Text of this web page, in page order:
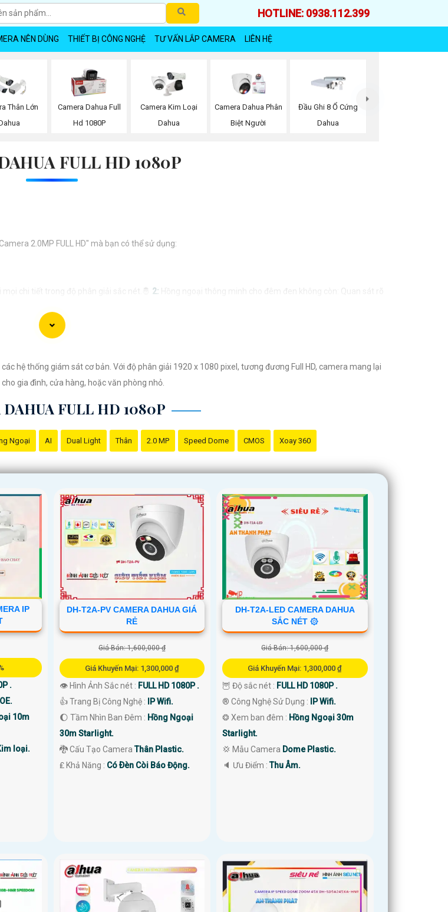
HOTLINE: 0938.112.399
NÊN DÙNG THIẾT BỊ CÔNG NGHỆ TƯ VẤN LẮP CAMERA LIÊN HỆ
Thân Lớn
Camera Dahua Full
Hd 1080P
Camera Kim Loại
Dahua
Camera Dahua Phân
Biệt Người
Đầu Ghi 8 Ổ Cứng
Dahua
FULL HD 1080P
2.0MP FULL HD" mà bạn có thể sử dụng:
mọi chi tiết trong độ phân giải sắc nét.🤴 2: Hồng ngoại thông minh cho đêm đen không còn: Quan sát rõ
lúc.- Theo dõi trẻ nhỏ: Đi làm yên tâm với khả năng quan sát trực tiếp trẻ qua điện thoại.
hệ thống giám sát cơ bản. Với độ phân giải 1920 x 1080 pixel, tương đương Full HD, camera mang lại
gia đình, cửa hàng, hoặc văn phòng nhỏ.
DAHUA FULL HD 1080P
Ngoại AI Dual Light Thân 2.0 MP Speed Dome CMOS Xoay 360
IP
.
10m
loại.
DH-T2A-PV CAMERA DAHUA GIÁ
RẺ
Giá Bán: 1,600,000 ₫
Giá Khuyến Mại: 1,300,000 ₫
👁 Hình Ảnh Sắc nét : FULL HD 1080P .
👍 Trang Bị Công Nghệ :
IP Wifi.
🌔 Tầm Nhìn Ban Đêm : Hồng Ngoại
30m Starlight.
🐉️ Cấu Tạo CameraThân Plastic.
️₤ Khả Năng : Có Ðèn Còi Báo Động.
DH-T2A-LED CAMERA DAHUA
SẮC NÉT ۞
Giá Bán: 1,600,000 ₫
Giá Khuyến Mại: 1,300,000 ₫
🦉 Độ sắc nét : FULL HD 1080P .
®️ Công Nghệ Sử Dụng :
IP Wifi.
❂ Xem ban đêm : Hồng Ngoại 30m
Starlight.
💢 Mẫu Camera Dome Plastic.
️🔈 Ưu Điểm :Thu Âm.